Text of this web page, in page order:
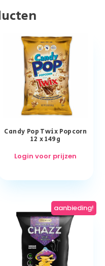
Candy Pop Twix Popcorn
12 x 149g
Login voor prijzen
aanbieding!